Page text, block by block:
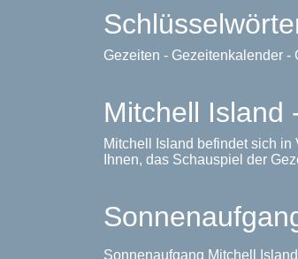
Gezeiten - Gezeitenkalender
Mitchell Island
Mitchell Island befindet sich
Ihnen, das Schauspiel der
Sonnenaufgang Mitchell